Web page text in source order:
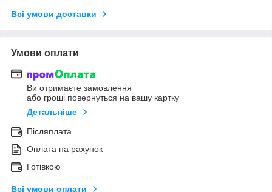
Всі умови доставки
Умови оплати
Ви отримаєте замовлення
або гроші повернуться на вашу картку
Детальніше
Післяплата
Оплата на рахунок
Готівкою
Всі умови оплати